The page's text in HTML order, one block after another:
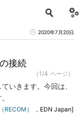
2020年7月20日
接続
（1/4 ページ）
いきます。今回は、
）
，EDN Japan]